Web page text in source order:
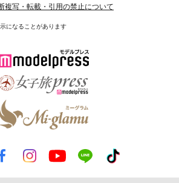
複写・転載・引用の禁止について
になることがあります